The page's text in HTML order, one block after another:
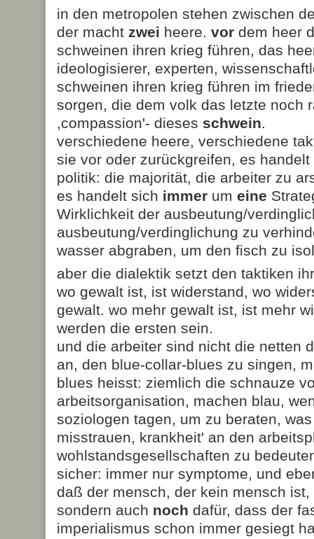
in den metropolen stehen zwischen
der macht zwei heere. vor dem heer
schweinen ihren krieg führen, das
ideologisierer, experten,
schweinen ihren krieg führen im
sorgen, die dem volk das letzte noch
,compassion'- dieses schwein.
verschiedene heere, verschiedene
sie vor oder zurückgreifen, es
politik: die majorität, die arbeiter zu
es handelt sich immer um eine
Wirklichkeit der ausbeutung/
ausbeutung/verdinglichung zu
wasser abgraben, um den fisch zu
aber die dialektik setzt den taktiken
wo gewalt ist, ist widerstand, wo
gewalt. wo mehr gewalt ist, ist mehr
werden die ersten sein.
und die arbeiter sind nicht die netten
an, den blue-collar-blues zu singen,
blues heisst: ziemlich die schnauze
arbeitsorganisation, machen blau,
soziologen tagen, um zu beraten,
misstrauen, krankheit' an den
wohlstandsgesellschaften zu
sicher: immer nur symptome, und
daß der mensch, der kein mensch
sondern auch noch dafür, dass der
imperialismus schon immer gesiegt